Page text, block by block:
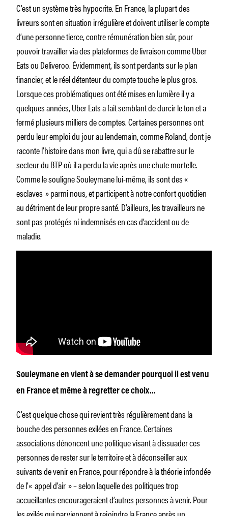
C’est un système très hypocrite. En France, la plupart des
livreurs sont en situation irrégulière et doivent utiliser le compte
d’une personne tierce, contre rémunération bien sûr, pour
pouvoir travailler via des plateformes de livraison comme Uber
Eats ou Deliveroo. Évidemment, ils sont perdants sur le plan
financier, et le réel détenteur du compte touche le plus gros.
Lorsque ces problématiques ont été mises en lumière il y a
quelques années, Uber Eats a fait semblant de durcir le ton et a
fermé plusieurs milliers de comptes. Certaines personnes ont
perdu leur emploi du jour au lendemain, comme Roland, dont je
raconte l’histoire dans mon livre, qui a dû se rabattre sur le
secteur du BTP où il a perdu la vie après une chute mortelle.
Comme le souligne Souleymane lui-même, ils sont des «
esclaves » parmi nous, et participent à notre confort quotidien
au détriment de leur propre santé. D’ailleurs, les travailleurs ne
sont pas protégés ni indemnisés en cas d’accident ou de
maladie.
Souleymane en vient à se demander pourquoi il est venu
en France et même à regretter ce choix…
C’est quelque chose qui revient très régulièrement dans la
bouche des personnes exilées en France. Certaines
associations dénoncent une politique visant à dissuader ces
personnes de rester sur le territoire et à déconseiller aux
suivants de venir en France, pour répondre à la théorie infondée
de l’« appel d’air » – selon laquelle des politiques trop
accueillantes encourageraient d’autres personnes à venir. Pour
les exilés qui parviennent à rejoindre la France après un